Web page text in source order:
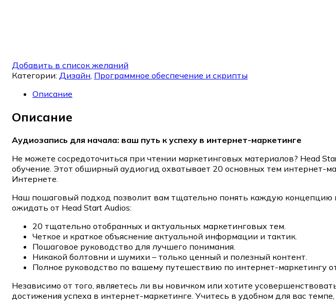
Добавить в список желаний
Категории: Дизайн, Программное обеспечение и скрипты
Описание
Описание
Аудиозапись для начала: ваш путь к успеху в интернет-маркетинге
Не можете сосредоточиться при чтении маркетинговых материалов? Head
обучение. Этот обширный аудиогид охватывает 20 основных тем интернет-
Интернете.
Наш пошаговый подход позволит вам тщательно понять каждую концепцию
ожидать от Head Start Audios:
20 тщательно отобранных и актуальных маркетинговых тем.
Четкое и краткое объяснение актуальной информации и тактик.
Пошаговое руководство для лучшего понимания.
Никакой болтовни и шумихи – только ценный и полезный контент.
Полное руководство по вашему путешествию по интернет-маркетингу
Независимо от того, являетесь ли вы новичком или хотите
достижения успеха в интернет-маркетинге. Учитесь в удобном для вас